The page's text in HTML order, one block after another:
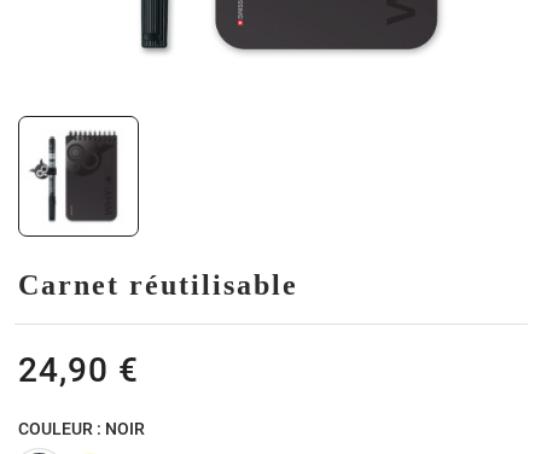
Carnet réutilisable
24,90 €
COULEUR : NOIR